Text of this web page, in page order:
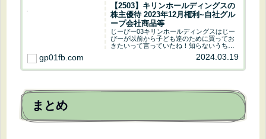
【2503】キリンホールディングスの
株主優待 2023年12月権利~自社グル
ープ会社商品等
じーぴー03キリンホールディングスはじー
ぴーが以前から子ども達のために買ってお
きたいって言っていたね！知らないうちに
買っていたのね！！じーぴー01隙を見て買
いました( ・∇・)自分の分も欲しかったけ
gp01fb.com 2024.03.19
まとめ